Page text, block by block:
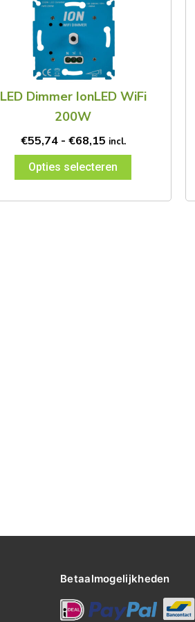
LED Dimmer IonLED WiFi
200W
€55,74 - €68,15
tot
€68,15
incl.
Opties selecteren
heeft
meerdere
variaties.
Deze
optie
kan
worden
op
de
productpagina
Betaalmogelijkheden